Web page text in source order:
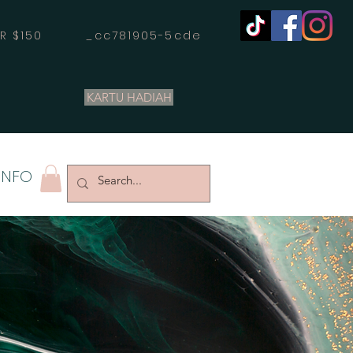
$150 _cc781905-5cde
KARTU HADIAH